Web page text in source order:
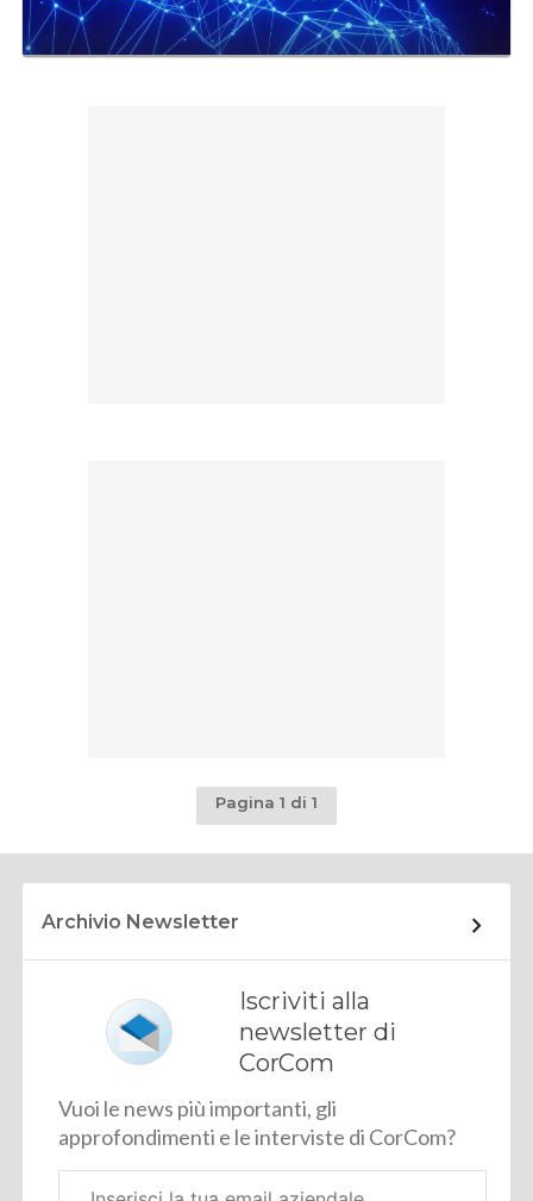
Pagina 1 di 1
Archivio Newsletter
Iscriviti alla
newsletter di
CorCom
Vuoi le news più importanti, gli
approfondimenti e le interviste di CorCom?